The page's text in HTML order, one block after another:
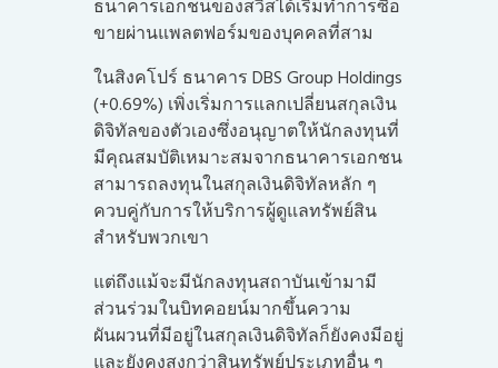
ธนาคารเอกชนของสวิสได้เริ่มทำการซื้อ
ขายผ่านแพลตฟอร์มของบุคคลที่สาม
ในสิงคโปร์ ธนาคาร DBS Group Holdings
(+0.69%) เพิ่งเริ่มการแลกเปลี่ยนสกุลเงิน
ดิจิทัลของตัวเองซึ่งอนุญาตให้นักลงทุนที่
มีคุณสมบัติเหมาะสมจากธนาคารเอกชน
สามารถลงทุนในสกุลเงินดิจิทัลหลัก ๆ
ควบคู่กับการให้บริการผู้ดูแลทรัพย์สิน
สำหรับพวกเขา
แต่ถึงแม้จะมีนักลงทุนสถาบันเข้ามามี
ส่วนร่วมในบิทคอยน์มากขึ้นความ
ผันผวนที่มีอยู่ในสกุลเงินดิจิทัลก็ยังคงมีอยู่